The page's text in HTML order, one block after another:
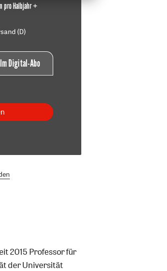
pro Halbjahr +
(D)
Im Digital-Abo
2015 Professor für
der Universität